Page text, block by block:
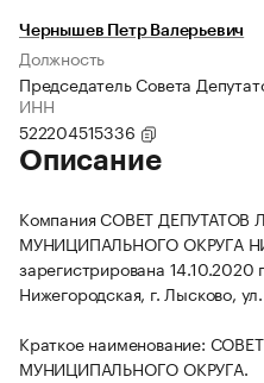
Чернышев Петр Валерьевич
Должность
Председатель Совета
ИНН
522204515336
Описание
Компания СОВЕТ
МУНИЦИПАЛЬНОГО ОКРУГА
зарегистрирована 14.10.2020
Нижегородская, г. Лысково,
Краткое наименование:
МУНИЦИПАЛЬНОГО ОКРУГА.